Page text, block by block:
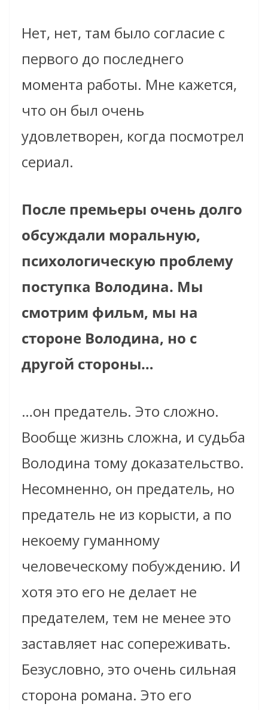
Нет, нет, там было согласие с
первого до последнего
момента работы. Мне кажется,
что он был очень
удовлетворен, когда посмотрел
сериал.
После премьеры очень долго
обсуждали моральную,
психологическую проблему
поступка Володина. Мы
смотрим фильм, мы на
стороне Володина, но с
другой стороны…
…он предатель. Это сложно.
Вообще жизнь сложна, и судьба
Володина тому доказательство.
Несомненно, он предатель, но
предатель не из корысти, а по
некоему гуманному
человеческому побуждению. И
хотя это его не делает не
предателем, тем не менее это
заставляет нас сопереживать.
Безусловно, это очень сильная
сторона романа. Это его